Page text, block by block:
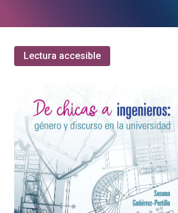
Lectura accesible